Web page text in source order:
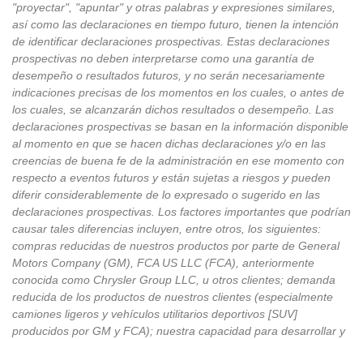
"proyectar", "apuntar" y otras palabras y expresiones similares,
así como las declaraciones en tiempo futuro, tienen la intención
de identificar declaraciones prospectivas. Estas declaraciones
prospectivas no deben interpretarse como una garantía de
desempeño o resultados futuros, y no serán necesariamente
indicaciones precisas de los momentos en los cuales, o antes de
los cuales, se alcanzarán dichos resultados o desempeño. Las
declaraciones prospectivas se basan en la información disponible
al momento en que se hacen dichas declaraciones y/o en las
creencias de buena fe de la administración en ese momento con
respecto a eventos futuros y están sujetas a riesgos y pueden
diferir considerablemente de lo expresado o sugerido en las
declaraciones prospectivas. Los factores importantes que podrían
causar tales diferencias incluyen, entre otros, los siguientes:
compras reducidas de nuestros productos por parte de General
Motors Company (GM), FCA US LLC (FCA), anteriormente
conocida como Chrysler Group LLC, u otros clientes; demanda
reducida de los productos de nuestros clientes (especialmente
camiones ligeros y vehículos utilitarios deportivos [SUV]
producidos por GM y FCA); nuestra capacidad para desarrollar y